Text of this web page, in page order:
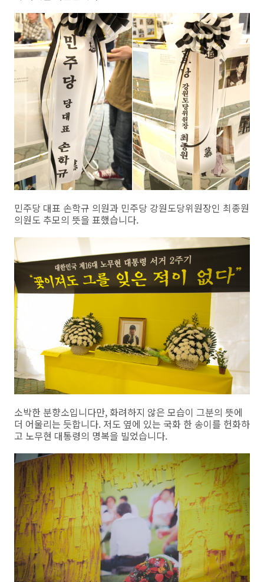
민주당 대표 손학규 의원과 민주당 강원도당위원장인 최종원
의원도 추모의 뜻을 표했습니다.
소박한 분향소입니다만, 화려하지 않은 모습이 그분의 뜻에
더 어울리는 듯합니다. 저도 옆에 있는 국화 한 송이를 헌화하
고 노무현 대통령의 명복을 빌었습니다.